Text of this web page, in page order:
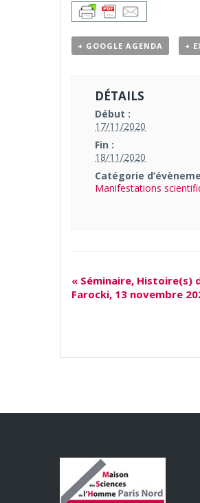
+ GOOGLE AGENDA +
DÉTAILS
Début :
17/11/2020
Fin :
18/11/2020
Catégorie
Manifestations
« Séminaire, Histoire(s)
Farocki, 13 novembre